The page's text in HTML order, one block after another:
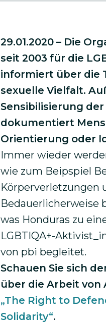
29.01.2020 – Die
seit 2003 für die
informiert über die
sexuelle Vielfalt.
Sensibilisierung
dokumentiert
Orientierung oder
Immer wieder
wie zum Beipspiel
Körperverletzungen
Bedauerlicherweise
was Honduras zu
LGBTIQA+-
von pbi begleitet.
Schauen Sie sich
über die Arbeit von
„The Right to
Solidarity“.